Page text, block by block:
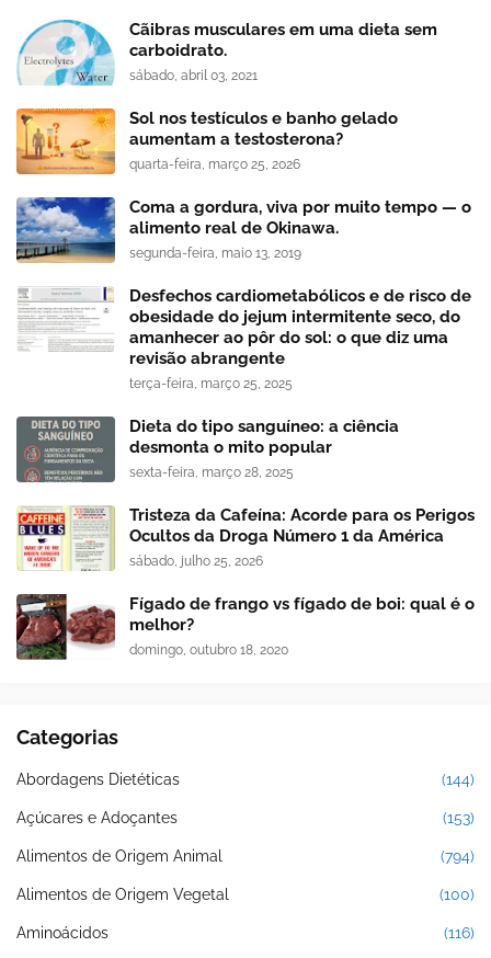
Cãibras musculares em uma dieta sem
carboidrato.
sábado, abril 03, 2021
Sol nos testículos e banho gelado
aumentam a testosterona?
quarta-feira, março 25, 2026
Coma a gordura, viva por muito tempo — o
alimento real de Okinawa.
segunda-feira, maio 13, 2019
Desfechos cardiometabólicos e de risco de
obesidade do jejum intermitente seco, do
amanhecer ao pôr do sol: o que diz uma
revisão abrangente
terça-feira, março 25, 2025
Dieta do tipo sanguíneo: a ciência
desmonta o mito popular
sexta-feira, março 28, 2025
Tristeza da Cafeína: Acorde para os Perigos
Ocultos da Droga Número 1 da América
sábado, julho 25, 2026
Fígado de frango vs fígado de boi: qual é o
melhor?
domingo, outubro 18, 2020
Categorias
Abordagens Dietéticas (144)
Açúcares e Adoçantes (153)
Alimentos de Origem Animal (794)
Alimentos de Origem Vegetal (100)
Aminoácidos (116)